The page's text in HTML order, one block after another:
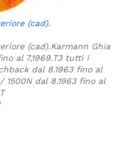
(cad).
(cad).Karmann Ghia
al 7,1969.T3 tutti i
dal 8.1963 fino al
1500N dal 8.1963 fino al